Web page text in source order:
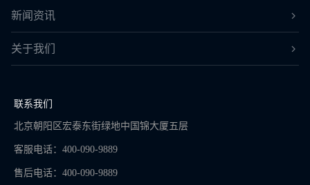
新闻资讯
关于我们
联系我们
北京朝阳区宏泰东街绿地中国锦大厦五层
客服电话：400-090-9889
售后电话：400-090-9889